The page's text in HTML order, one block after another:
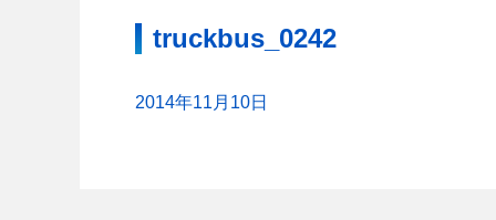
truckbus_0242
2014年11月10日